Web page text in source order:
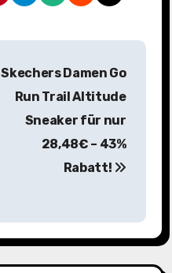
Skechers Damen Go
Run Trail Altitude
Sneaker für nur
28,48€ – 43%
Rabatt!